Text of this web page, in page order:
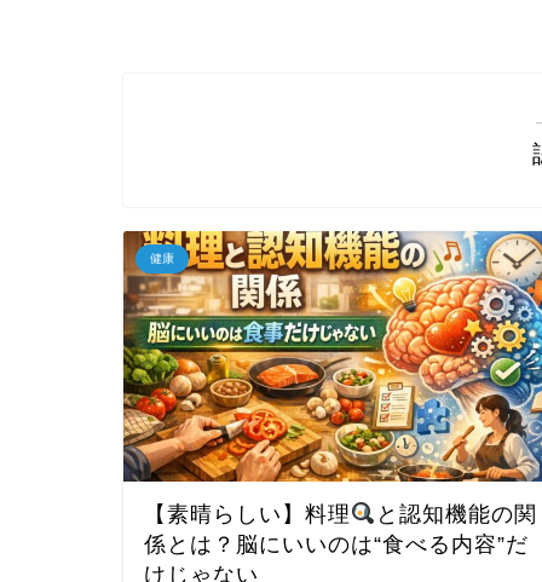
健康
【素晴らしい】料理
と認知機能の関
係とは？脳にいいのは“食べる内容”だ
けじゃない